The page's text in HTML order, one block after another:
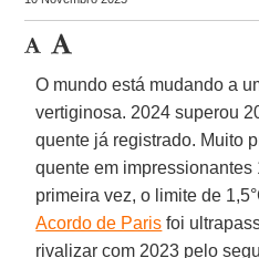
O mundo está mudando a
vertiginosa. 2024 superou
quente já registrado. Muito
quente em impressionantes
primeira vez, o limite de
Acordo de Paris foi
rivalizar com 2023 pelo